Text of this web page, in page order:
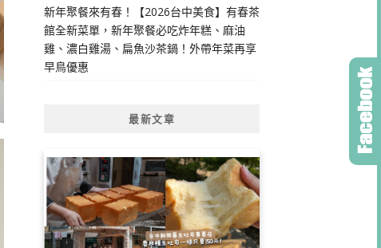
新年聚餐來有春！【2026台中美食】有春茶
館全新菜單，新年聚餐必吃炸年糕、麻油
雞、濃白雞湯、扁魚沙茶鍋！外帶年菜再享
早鳥優惠
最新文章